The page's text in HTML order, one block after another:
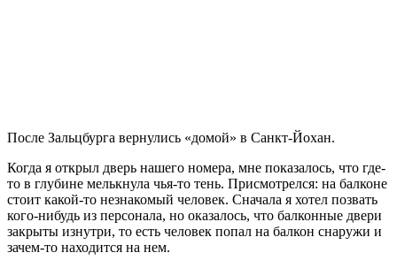
После Зальцбурга вернулись «домой» в Санкт-Йохан.
Когда я открыл дверь нашего номера, мне показалось, что где-
то в глубине мелькнула чья-то тень. Присмотрелся: на балконе
стоит какой-то незнакомый человек. Сначала я хотел позвать
кого-нибудь из персонала, но оказалось, что балконные двери
закрыты изнутри, то есть человек попал на балкон снаружи и
зачем-то находится на нем.